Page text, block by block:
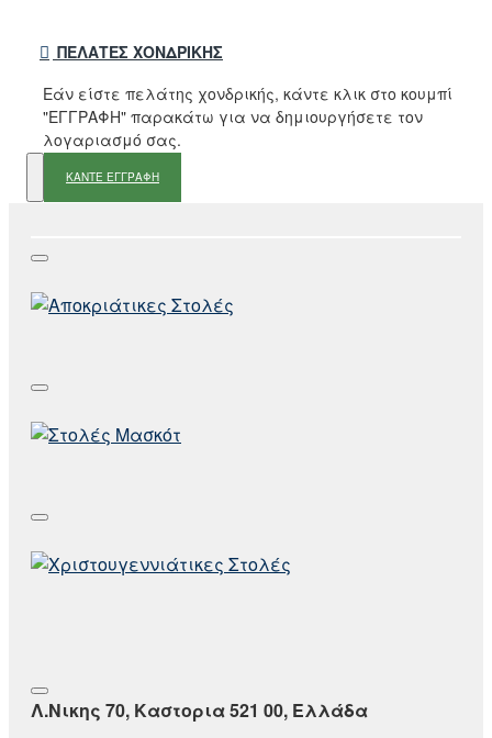
ΠΕΛΆΤΕΣ ΧΟΝΔΡΙΚΉΣ
Εάν είστε πελάτης χονδρικής, κάντε κλικ στο κουμπί
"ΕΓΓΡΑΦΗ" παρακάτω για να δημιουργήσετε τον
λογαριασμό σας.
ΚΑΝΤΕ ΕΓΓΡΑΦΗ
Λ.Νικης 70, Καστορια 521 00, Ελλάδα